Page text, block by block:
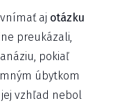
aj otázku
preukázali,
pokiaľ
úbytkom
vzhľad nebol